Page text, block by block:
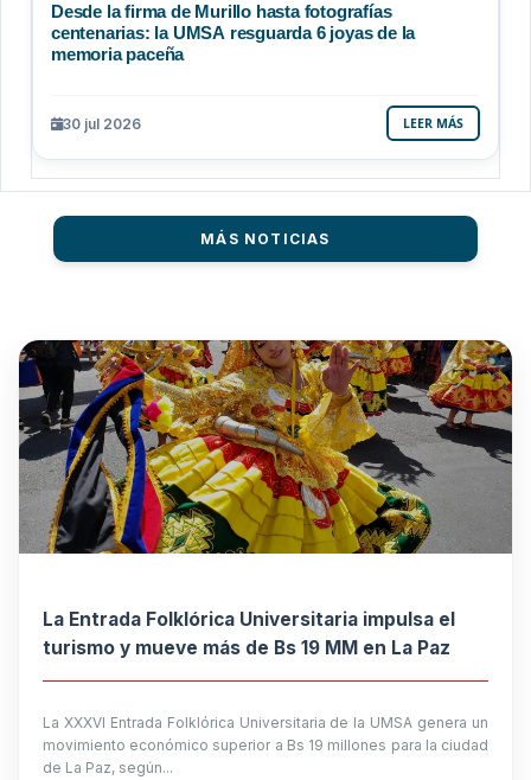
Desde la firma de Murillo hasta fotografías
centenarias: la UMSA resguarda 6 joyas de la
memoria paceña
30 jul 2026 LEER MÁS
MÁS NOTICIAS
La Entrada Folklórica Universitaria impulsa el
turismo y mueve más de Bs 19 MM en La Paz
La XXXVI Entrada Folklórica Universitaria de la UMSA genera un
movimiento económico superior a Bs 19 millones para la ciudad
de La Paz, según...